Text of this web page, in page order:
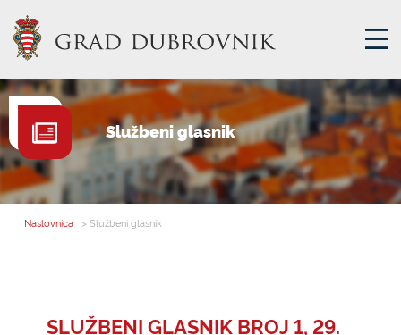
GRADSKA UPRAVA
GRADONAČELNIK
MJESNA SAMOUPRAVA
Službeni glasnik
Naslovnica > Službeni glasnik
SLUŽBENI GLASNIK BROJ 1, 29.